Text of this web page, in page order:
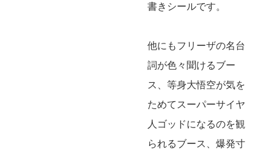
書きシールです。
他にもフリーザの名台
詞が色々聞けるブー
ス、等身大悟空が気を
ためてスーパーサイヤ
人ゴッドになるのを観
られるブース、爆発寸